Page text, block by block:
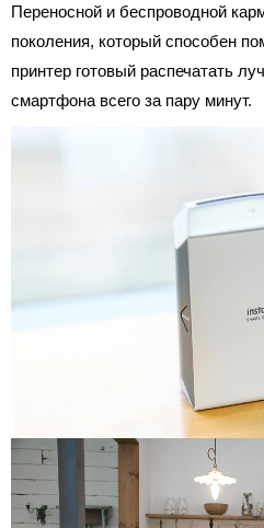
Переносной и беспроводной
поколения, который способен
принтер готовый распечатать
смартфона всего за пару минут.